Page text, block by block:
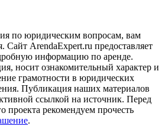
по юридическим вопросам, вам
Сайт ArendaExpert.ru предоставляет
информацию по аренде.
носит ознакомительный характер и
грамотности в юридических
Публикация наших материалов
ссылкой на источник. Перед
проекта рекомендуем прочесть
.